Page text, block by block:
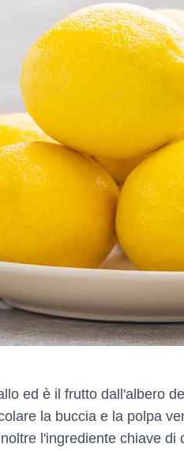
ed è il frutto dall'albero
la buccia e la polpa
l'ingrediente chiave